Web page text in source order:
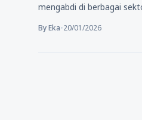
mengabdi di berbagai
By Eka•20/01/2026